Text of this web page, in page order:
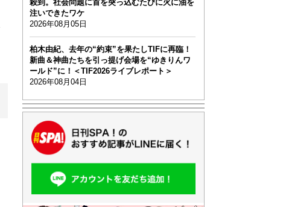
殺到。社会問題に首を突っ込むたびに火に油を
注いできたワケ
2026年08月05日
柏木由紀、去年の“約束”を果たしTIFに再臨！
新曲＆神曲たちを引っ提げ会場を“ゆきりんワ
ールド”に！＜TIF2026ライブレポート＞
2026年08月04日